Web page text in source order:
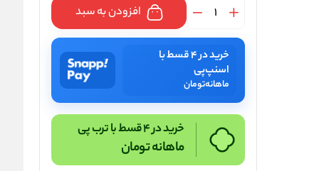
افزودن به سبد
خرید در ۴ قسط با
اسنپ‌پی
ماهانهتومان
خرید در 4 قسط با ترب پی
ماهانهتومان